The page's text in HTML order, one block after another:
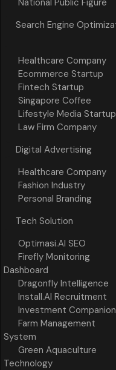
Search Engine
Healthcare Company
Ecommerce Startup
Fintech Startup
Singapore Coffee
Lifestyle Media Startup
Law Firm Company
Digital Advertising
Healthcare Company
Fashion Industry
Personal Branding
Tech Solution
Optimasi.AI SEO
Firefly Monitoring
Dashboard
Dragonfly Intelligence
Install.AI Recruitment
Investment
Farm Management
System
Green Aquaculture
Technology